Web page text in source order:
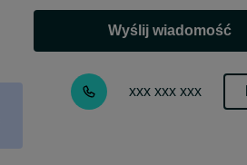
Wyślij wiadomość
xxx xxx xxx